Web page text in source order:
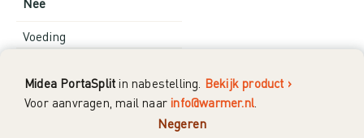
Midea PortaSplit in nabestelling. Bekijk product ›
Voor aanvragen, mail naarinfo@warmer.nl
Negeren
Nee
Voeding
afstandsbediening